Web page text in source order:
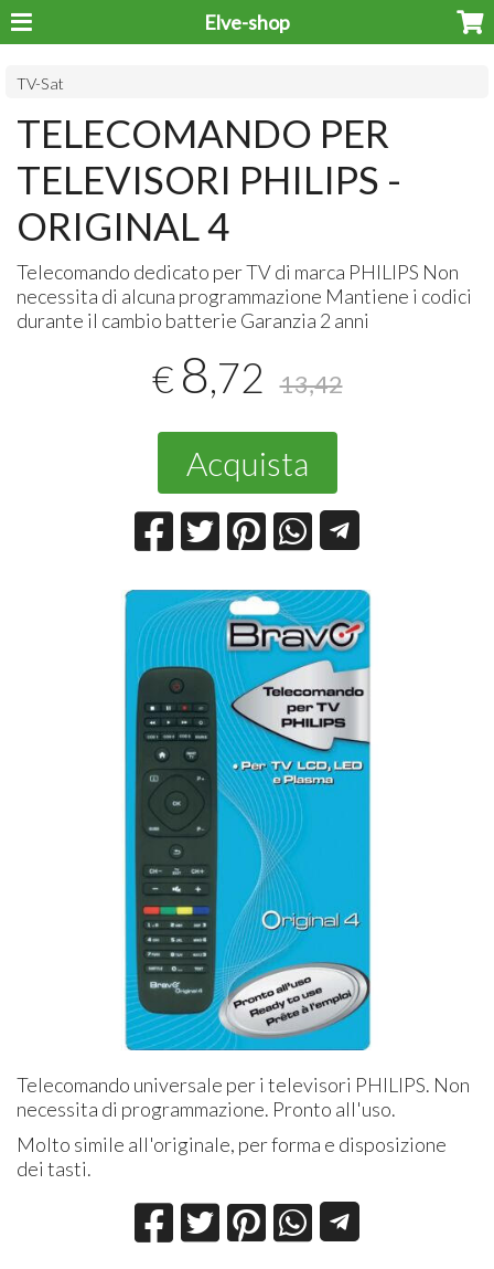
Elve-shop
TV-Sat
TELECOMANDO PER
TELEVISORI PHILIPS -
ORIGINAL 4
Telecomando dedicato per TV di marca PHILIPS Non
necessita di alcuna programmazione Mantiene i codici
durante il cambio batterie Garanzia 2 anni
€ 8,72 13,42
Acquista
Telecomando universale per i televisori PHILIPS. Non
necessita di programmazione. Pronto all'uso.
Molto simile all'originale, per forma e disposizione
dei tasti.